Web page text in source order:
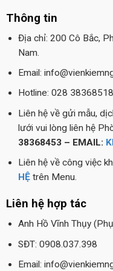
Thông tin
Địa chỉ: 200 Cô Bắc,
Nam.
Email:
Hotline: 028
Liên hệ về gửi mẫu,
lưới vui lòng liên hệ
38368453 – EMAIL:
Liên hệ về công việc
HỆtrên Menu.
Liên hệ hợp tác
Anh Hồ Vĩnh Thụy
SĐT: 0908.037.398
Email: